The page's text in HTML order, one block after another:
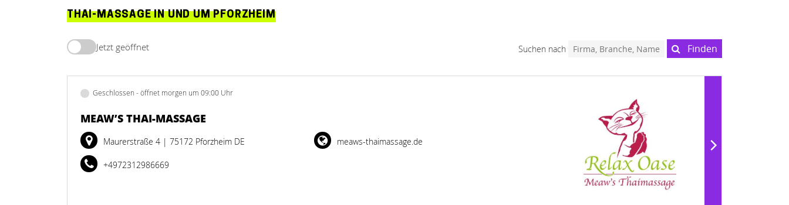
THAI-MASSAGE IN UND UM PFORZHEIM
Jetzt geöffnet Suchen nach Finden
Geschlossen - öffnet morgen um 09:00 Uhr
MEAW’S THAI-MASSAGE
Maurerstraße 4 | 75172 Pforzheim DE
+4972312986669
meaws-thaimassage.de